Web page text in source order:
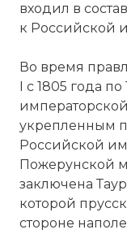
входил в
к Российской
Во время
I с 1805 года по
укрепленным
Российской
Пожерунской
заключена
которой
стороне